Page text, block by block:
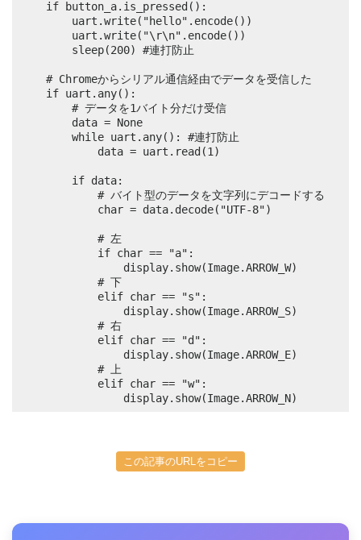
    if button_a.is_pressed():
        uart.write("hello".encode())
        uart.write("\r\n".encode())
        sleep(200) #連打防止
    # Chromeからシリアル通信経由でデータを受信した
    if uart.any():
        # データを1バイト分だけ受信
        data = None
        while uart.any(): #連打防止
            data = uart.read(1)
        if data:
            # バイト型のデータを文字列にデコードする
            char = data.decode("UTF-8")
            # 左
            if char == "a":
                display.show(Image.ARROW_W)
            # 下
            elif char == "s":
                display.show(Image.ARROW_S)
            # 右
            elif char == "d":
                display.show(Image.ARROW_E)
            # 上
            elif char == "w":
                display.show(Image.ARROW_N)
この記事のURLをコピー